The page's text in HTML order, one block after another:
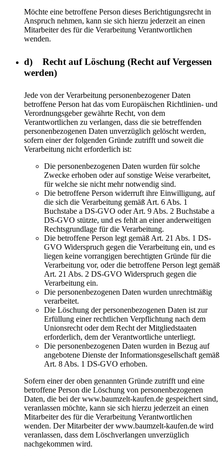
Möchte eine betroffene Person dieses Berichtigungsrecht in
Anspruch nehmen, kann sie sich hierzu jederzeit an einen
Mitarbeiter des für die Verarbeitung Verantwortlichen
wenden.
d) Recht auf Löschung (Recht auf Vergessen
werden)
Jede von der Verarbeitung personenbezogener Daten
betroffene Person hat das vom Europäischen Richtlinien- und
Verordnungsgeber gewährte Recht, von dem
Verantwortlichen zu verlangen, dass die sie betreffenden
personenbezogenen Daten unverzüglich gelöscht werden,
sofern einer der folgenden Gründe zutrifft und soweit die
Verarbeitung nicht erforderlich ist:
Die personenbezogenen Daten wurden für solche
Zwecke erhoben oder auf sonstige Weise verarbeitet,
für welche sie nicht mehr notwendig sind.
Die betroffene Person widerruft ihre Einwilligung, auf
die sich die Verarbeitung gemäß Art. 6 Abs. 1
Buchstabe a DS-GVO oder Art. 9 Abs. 2 Buchstabe a
DS-GVO stützte, und es fehlt an einer anderweitigen
Rechtsgrundlage für die Verarbeitung.
Die betroffene Person legt gemäß Art. 21 Abs. 1 DS-
GVO Widerspruch gegen die Verarbeitung ein, und es
liegen keine vorrangigen berechtigten Gründe für die
Verarbeitung vor, oder die betroffene Person legt gemäß
Art. 21 Abs. 2 DS-GVO Widerspruch gegen die
Verarbeitung ein.
Die personenbezogenen Daten wurden unrechtmäßig
verarbeitet.
Die Löschung der personenbezogenen Daten ist zur
Erfüllung einer rechtlichen Verpflichtung nach dem
Unionsrecht oder dem Recht der Mitgliedstaaten
erforderlich, dem der Verantwortliche unterliegt.
Die personenbezogenen Daten wurden in Bezug auf
angebotene Dienste der Informationsgesellschaft gemäß
Art. 8 Abs. 1 DS-GVO erhoben.
Sofern einer der oben genannten Gründe zutrifft und eine
betroffene Person die Löschung von personenbezogenen
Daten, die bei der www.baumzelt-kaufen.de gespeichert sind,
veranlassen möchte, kann sie sich hierzu jederzeit an einen
Mitarbeiter des für die Verarbeitung Verantwortlichen
wenden. Der Mitarbeiter der www.baumzelt-kaufen.de wird
veranlassen, dass dem Löschverlangen unverzüglich
nachgekommen wird.